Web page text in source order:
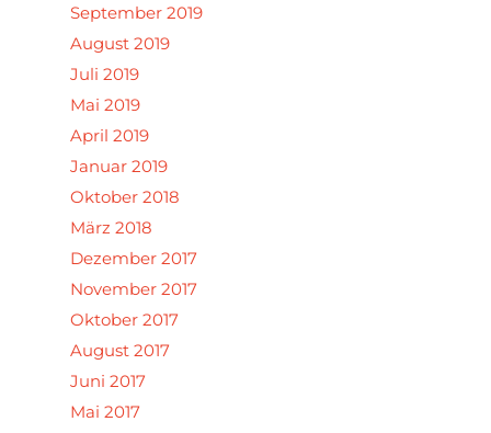
September 2019
August 2019
Juli 2019
Mai 2019
April 2019
Januar 2019
Oktober 2018
März 2018
Dezember 2017
November 2017
Oktober 2017
August 2017
Juni 2017
Mai 2017